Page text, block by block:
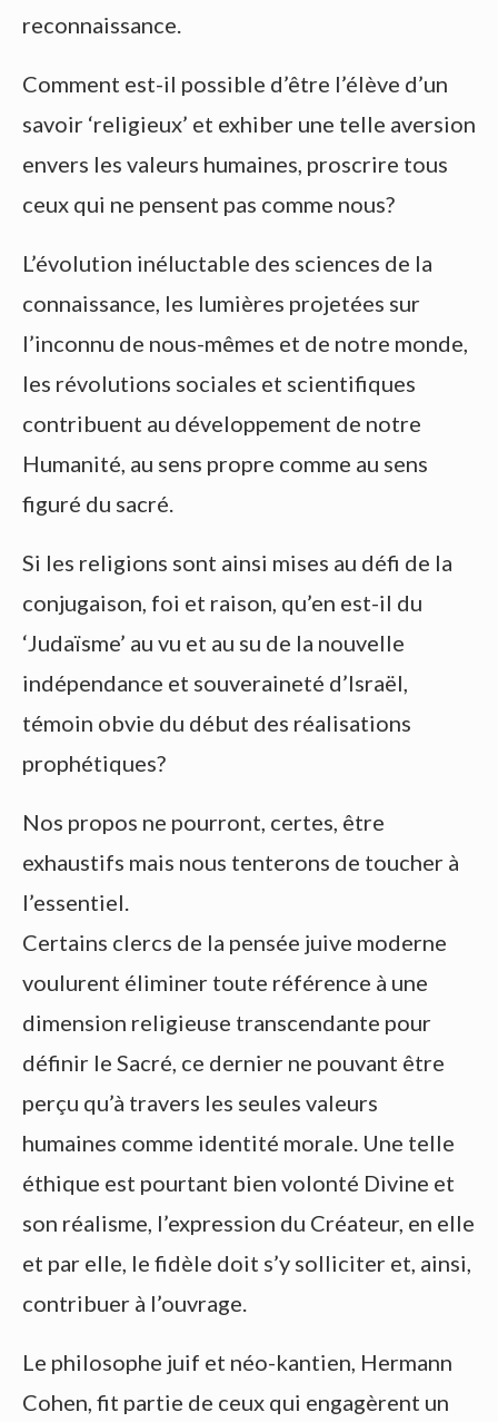
reconnaissance.
Comment est-il possible d’être l’élève d’un
savoir ‘religieux’ et exhiber une telle aversion
envers les valeurs humaines, proscrire tous
ceux qui ne pensent pas comme nous?
L’évolution inéluctable des sciences de la
connaissance, les lumières projetées sur
l’inconnu de nous-mêmes et de notre monde,
les révolutions sociales et scientifiques
contribuent au développement de notre
Humanité, au sens propre comme au sens
figuré du sacré.
Si les religions sont ainsi mises au défi de la
conjugaison, foi et raison, qu’en est-il du
‘Judaïsme’ au vu et au su de la nouvelle
indépendance et souveraineté d’Israël,
témoin obvie du début des réalisations
prophétiques?
Nos propos ne pourront, certes, être
exhaustifs mais nous tenterons de toucher à
l’essentiel.
Certains clercs de la pensée juive moderne
voulurent éliminer toute référence à une
dimension religieuse transcendante pour
définir le Sacré, ce dernier ne pouvant être
perçu qu’à travers les seules valeurs
humaines comme identité morale. Une telle
éthique est pourtant bien volonté Divine et
son réalisme, l’expression du Créateur, en elle
et par elle, le fidèle doit s’y solliciter et, ainsi,
contribuer à l’ouvrage.
Le philosophe juif et néo-kantien, Hermann
Cohen, fit partie de ceux qui engagèrent un